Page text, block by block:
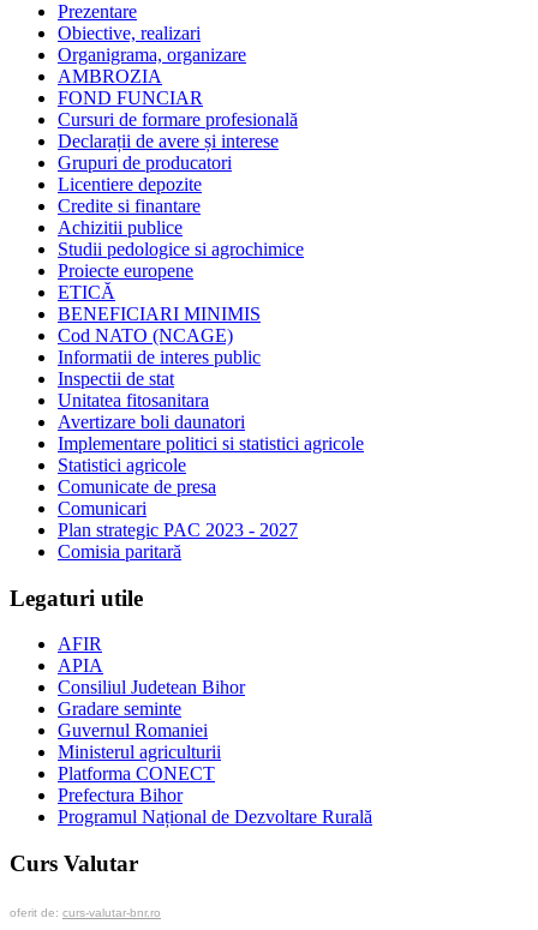
Prezentare
Obiective, realizari
Organigrama, organizare
AMBROZIA
FOND FUNCIAR
Cursuri de formare profesională
Declarații de avere și interese
Grupuri de producatori
Licentiere depozite
Credite si finantare
Achizitii publice
Studii pedologice si agrochimice
Proiecte europene
ETICĂ
BENEFICIARI MINIMIS
Cod NATO (NCAGE)
Informatii de interes public
Inspectii de stat
Unitatea fitosanitara
Avertizare boli daunatori
Implementare politici si statistici agricole
Statistici agricole
Comunicate de presa
Comunicari
Plan strategic PAC 2023 - 2027
Comisia paritară
Legaturi utile
AFIR
APIA
Consiliul Judetean Bihor
Gradare seminte
Guvernul Romaniei
Ministerul agriculturii
Platforma CONECT
Prefectura Bihor
Programul Național de Dezvoltare Rurală
Curs Valutar
oferit de: curs-valutar-bnr.ro